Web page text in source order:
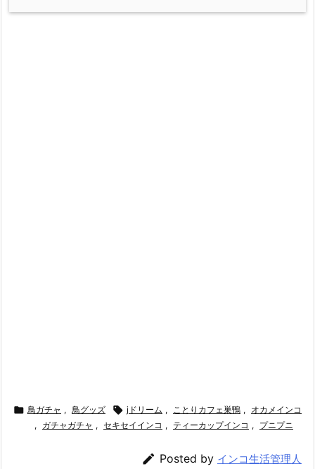
 鳥ガチャ , 鳥グッズ  jドリーム , ことりカフェ巣鴨 ,
オカメインコ
,
ガチャガチャ , セキセイインコ , ティーカップインコ , プニプニ
 Posted by インコ生活管理人